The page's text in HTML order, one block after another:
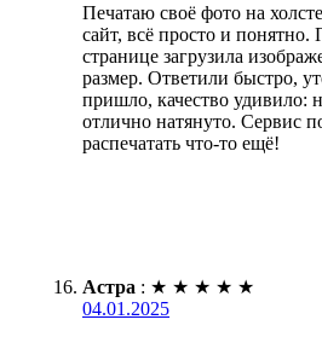
Печатаю своё фото на
сайт, всё просто и понятно.
странице загрузила
размер. Ответили быстро,
пришло, качество удивило:
отлично натянуто. Сервис
распечатать что-то ещё!
Астра : ★ ★ ★ ★ ★
04.01.2025